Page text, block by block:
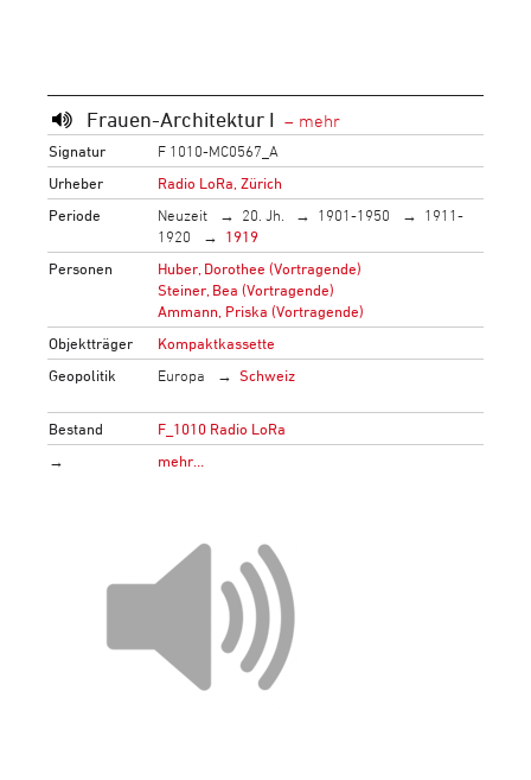
Frauen-Architektur I
Signatur
F 1010-MC0567_A
Urheber
Radio LoRa, Zürich
Periode
Neuzeit 20. Jh. 1901-1950
1911-
1920
1919
Personen
Huber, Dorothee (Vortragende)
Steiner, Bea (Vortragende)
Ammann, Priska (Vortragende)
Objektträger
Kompaktkassette
Geopolitik
Europa Schweiz
Bestand
F_1010 Radio LoRa
→
mehr…